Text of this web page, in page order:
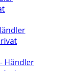
Händler